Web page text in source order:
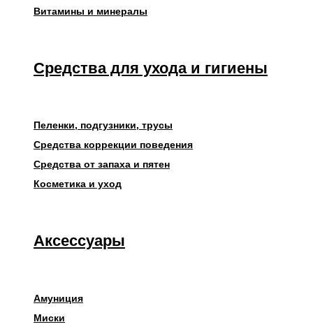
Витамины и минералы
Средства для ухода и гигиены
Пеленки, подгузники, трусы
Средства коррекции поведения
Средства от запаха и пятен
Косметика и уход
Аксессуары
Амуниция
Миски